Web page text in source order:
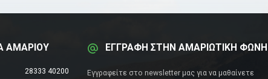
ΑΜΑΡΙΟΥ
28333 40200
ΕΓΓΡΑΦΗ ΣΤΗΝ ΑΜΑΡΙΩΤΙΚΗ ΦΩΝΗ
Εγγραφείτε στο newsletter μας για να μαθαίνετε